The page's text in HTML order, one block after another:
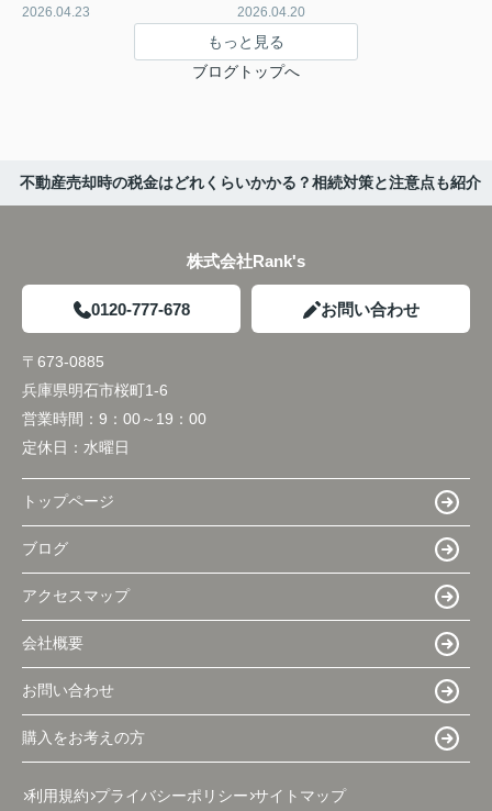
2026.04.23 2026.04.20
もっと見る
ブログトップへ
不動産売却時の税金はどれくらいかかる？相続対策と注意点も紹介
株式会社Rank's
0120-777-678 お問い合わせ
〒673-0885
兵庫県明石市桜町1-6
営業時間： 9：00～19：00
定休日： 水曜日
トップページ
ブログ
アクセスマップ
会社概要
お問い合わせ
購入をお考えの方
利用規約 プライバシーポリシー サイトマップ